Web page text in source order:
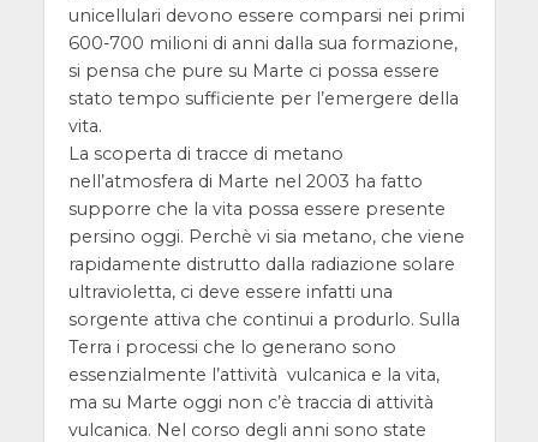
unicellulari devono essere comparsi nei primi
600-700 milioni di anni dalla sua formazione,
si pensa che pure su Marte ci possa essere
stato tempo sufficiente per l’emergere della
vita.
La scoperta di tracce di metano
nell’atmosfera di Marte nel 2003 ha fatto
supporre che la vita possa essere presente
persino oggi. Perchè vi sia metano, che viene
rapidamente distrutto dalla radiazione solare
ultravioletta, ci deve essere infatti una
sorgente attiva che continui a produrlo. Sulla
Terra i processi che lo generano sono
essenzialmente l’attività vulcanica e la vita,
ma su Marte oggi non c’è traccia di attività
vulcanica. Nel corso degli anni sono state